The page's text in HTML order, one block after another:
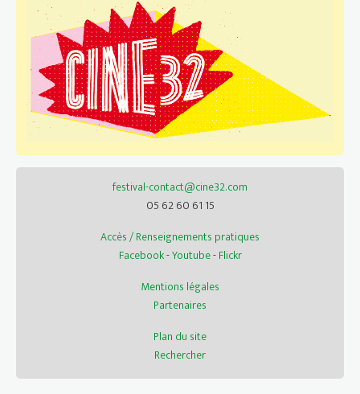
festival-contact@cine32.com
05 62 60 61 15
Accès / Renseignements pratiques
Facebook-Youtube-Flickr
Mentions légales
Partenaires
Plan du site
Rechercher